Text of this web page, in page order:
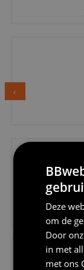
Deze
om de
Door
in met
met ons